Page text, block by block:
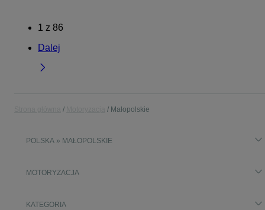
1 z 86
Dalej
Małopolskie
POLSKA » MAŁOPOLSKIE
MOTORYZACJA
KATEGORIA